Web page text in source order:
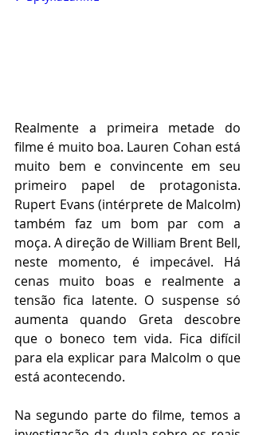
Realmente a primeira metade do
filme é muito boa. Lauren Cohan está
muito bem e convincente em seu
primeiro papel de protagonista.
Rupert Evans (intérprete de Malcolm)
também faz um bom par com a
moça. A direção de William Brent Bell,
neste momento, é impecável. Há
cenas muito boas e realmente a
tensão fica latente. O suspense só
aumenta quando Greta descobre
que o boneco tem vida. Fica difícil
para ela explicar para Malcolm o que
está acontecendo.
Na segundo parte do filme, temos a